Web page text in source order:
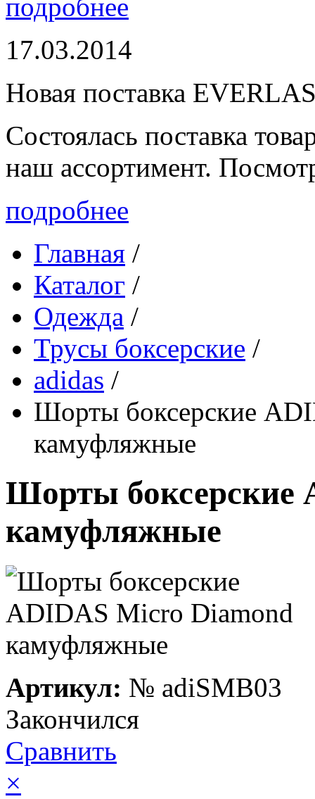
подробнее
17.03.2014
Новая поставка
Состоялась поставка
наш ассортимент.
подробнее
Главная /
Каталог /
Одежда /
Трусы боксерские /
adidas /
Шорты боксерские
камуфляжные
Шорты боксерские
камуфляжные
Артикул: № adiSMB03
Закончился
Сравнить
×